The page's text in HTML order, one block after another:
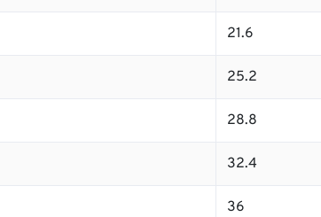
21.6
25.2
28.8
32.4
36